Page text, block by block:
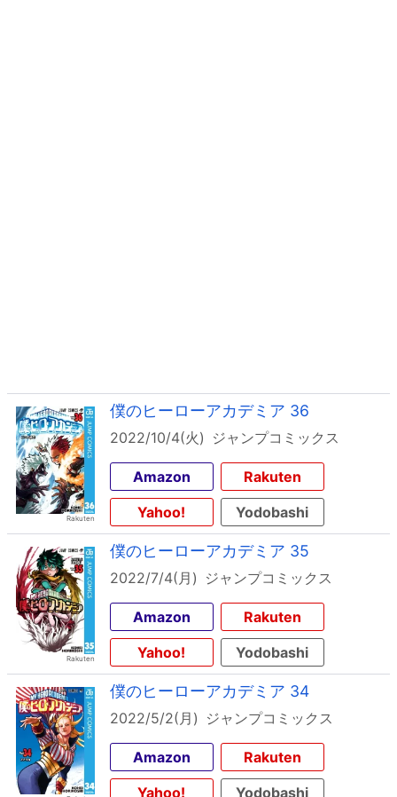
僕のヒーローアカデミア 36
2022/10/4(火) ジャンプコミックス
Amazon
Rakuten
Yahoo!
Yodobashi
僕のヒーローアカデミア 35
2022/7/4(月) ジャンプコミックス
Amazon
Rakuten
Yahoo!
Yodobashi
僕のヒーローアカデミア 34
2022/5/2(月) ジャンプコミックス
Amazon
Rakuten
Yahoo!
Yodobashi